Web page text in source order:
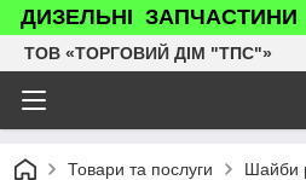
ДИЗЕЛЬНІ
ТОВ «ТОРГОВИЙ ДІМ "ТПС"»
Товари та послуги Шайби